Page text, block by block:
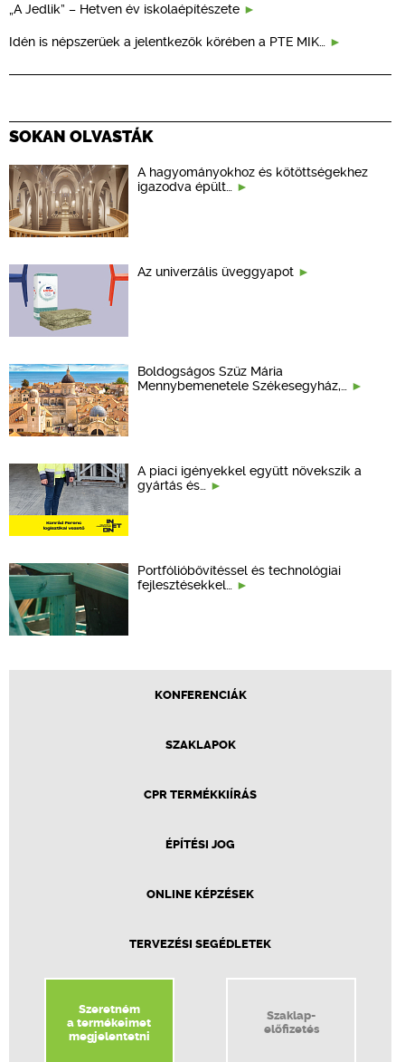
„A Jedlik” – Hetven év iskolaépítészete
Idén is népszerűek a jelentkezők körében a PTE MIK…
SOKAN OLVASTÁK
A hagyományokhoz és kötöttségekhez
igazodva épült…
Az univerzális üveggyapot
Boldogságos Szűz Mária
Mennybemenetele Székesegyház,…
A piaci igényekkel együtt növekszik a
gyártás és…
Portfólióbővítéssel és technológiai
fejlesztésekkel…
KONFERENCIÁK
SZAKLAPOK
CPR TERMÉKKIÍRÁS
ÉPÍTÉSI JOG
ONLINE KÉPZÉSEK
TERVEZÉSI SEGÉDLETEK
Szeretném
a termékeimet
megjelentetni
Szaklap-
előfizetés